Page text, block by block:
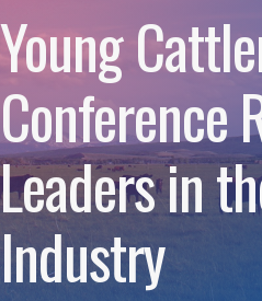
Young
Conference
Leaders in
Industry